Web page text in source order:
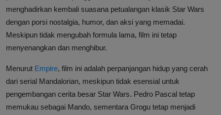
menghadirkan kembali suasana petualangan klasik Star Wars
dengan porsi nostalgia, humor, dan aksi yang memadai.
Meskipun tidak mengubah formula lama, film ini tetap
menyenangkan dan menghibur.
Menurut Empire, film ini adalah perpanjangan hidup yang cerah
dari serial Mandalorian, meskipun tidak esensial untuk
pengembangan cerita besar Star Wars. Pedro Pascal tetap
memukau sebagai Mando, sementara Grogu tetap menjadi